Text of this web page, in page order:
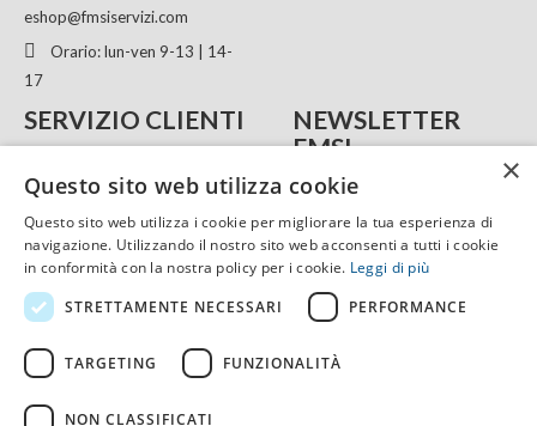
eshop@fmsiservizi.com
Orario: lun-ven 9-13 | 14-
17
SERVIZIO CLIENTI
Mappa del sito
Condizioni generali di vendita
Spedizione
Ordini e pagamenti
NEWSLETTER
FMSI
Inserisci la tua email per ricevere
la nostra newsletter
Autorizzo al trattamento dei miei
dati personali.
×
Questo sito web utilizza cookie
Questo sito web utilizza i cookie per migliorare la tua esperienza di
navigazione. Utilizzando il nostro sito web acconsenti a tutti i cookie
in conformità con la nostra policy per i cookie. Leggi di più
STRETTAMENTE NECESSARI
PERFORMANCE
TARGETING FUNZIONALITÀ
NON CLASSIFICATI